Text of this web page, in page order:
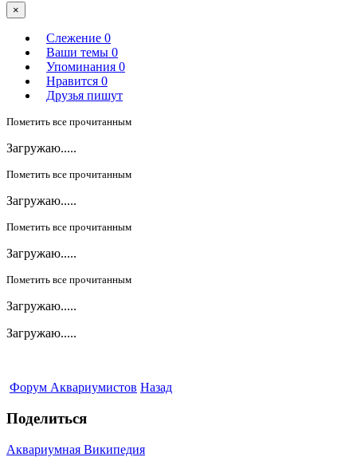
×
Слежение 0
Ваши темы 0
Упоминания 0
Нравится 0
Друзья пишут
Пометить все прочитанным
Загружаю.....
Пометить все прочитанным
Загружаю.....
Пометить все прочитанным
Загружаю.....
Пометить все прочитанным
Загружаю.....
Загружаю.....
Форум Аквариумистов Назад
Поделиться
Аквариумная Википедия